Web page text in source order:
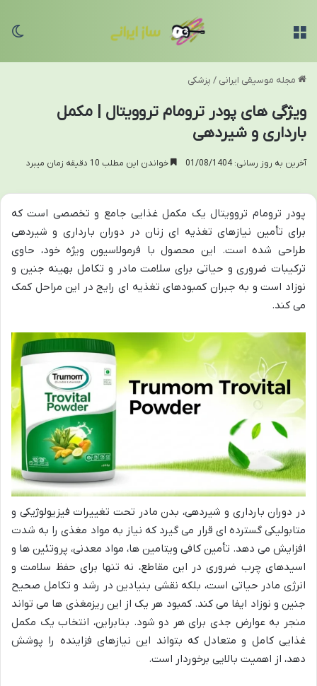
مجله موسیقی ایرانی / پزشکی
ویژگی های پودر ترومام تروویتال | مکمل
بارداری و شیردهی
آخرین به روز رسانی: 01/08/1404 خواندن این مطلب 10 دقیقه زمان میبرد
پودر ترومام تروویتال یک مکمل غذایی جامع و تخصصی است که
برای تأمین نیازهای تغذیه ای زنان در دوران بارداری و شیردهی
طراحی شده است. این محصول با فرمولاسیون ویژه خود، حاوی
ترکیبات ضروری و حیاتی برای سلامت مادر و تکامل بهینه جنین و
نوزاد است و به جبران کمبودهای تغذیه ای رایج در این مراحل کمک
می کند.
در دوران بارداری و شیردهی، بدن مادر تحت تغییرات فیزیولوژیکی و
متابولیکی گسترده ای قرار می گیرد که نیاز به مواد مغذی را به شدت
افزایش می دهد. تأمین کافی ویتامین ها، مواد معدنی، پروتئین ها و
اسیدهای چرب ضروری در این مقاطع، نه تنها برای حفظ سلامت و
انرژی مادر حیاتی است، بلکه نقشی بنیادین در رشد و تکامل صحیح
جنین و نوزاد ایفا می کند. کمبود هر یک از این ریزمغذی ها می تواند
منجر به عوارض جدی برای هر دو شود. بنابراین، انتخاب یک مکمل
غذایی کامل و متعادل که بتواند این نیازهای فزاینده را پوشش
دهد، از اهمیت بالایی برخوردار است.